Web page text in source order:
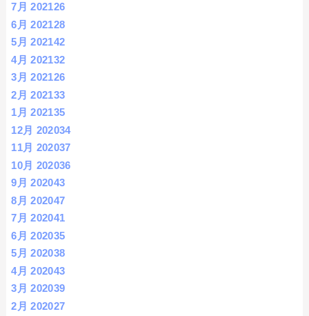
7月 202126
6月 202128
5月 202142
4月 202132
3月 202126
2月 202133
1月 202135
12月 202034
11月 202037
10月 202036
9月 202043
8月 202047
7月 202041
6月 202035
5月 202038
4月 202043
3月 202039
2月 202027